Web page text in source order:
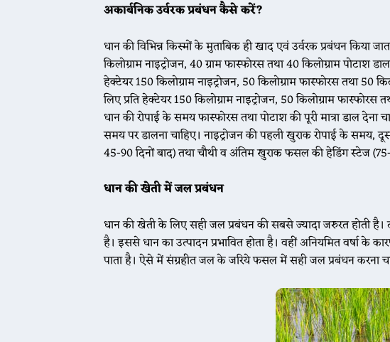
अकार्बनिक उर्वरक प्रबंधन कैसे करें?
धान की विभिन्न किस्मों के मुताबिक ही खाद एवं उर्वरक प्रबंधन किया
किलोग्राम नाइट्रोजन, 40 ग्राम फास्फोरस तथा 40 किलोग्राम पोटाश
हेक्टेयर 150 किलोग्राम नाइट्रोजन, 50 किलोग्राम फास्फोरस तथा 50
लिए प्रति हेक्टेयर 150 किलोग्राम नाइट्रोजन, 50 किलोग्राम
धान की रोपाई के समय फास्फोरस तथा पोटाश की पूरी मात्रा डाल
समय पर डालना चाहिए। नाइट्रोजन की पहली खुराक रोपाई के समय,
45-90 दिनों बाद) तथा चौथी व अंतिम खुराक फसल की हेडिंग स्टेज (75-
धान की खेती में जल प्रबंधन
धान की खेती के लिए सही जल प्रबंधन की सबसे ज्यादा जरुरत होती
है। इससे धान का उत्पादन प्रभावित होता है। वहीं अनियमित वर्षा के
पाता है। ऐसे में संग्रहीत जल के जरिये फसल में सही जल प्रबंधन करना